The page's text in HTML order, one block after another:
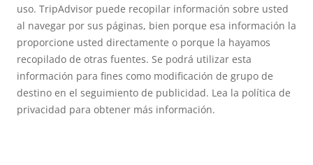
uso. TripAdvisor puede recopilar información sobre usted
al navegar por sus páginas, bien porque esa información la
proporcione usted directamente o porque la hayamos
recopilado de otras fuentes. Se podrá utilizar esta
información para fines como modificación de grupo de
destino en el seguimiento de publicidad. Lea la política de
privacidad para obtener más información.